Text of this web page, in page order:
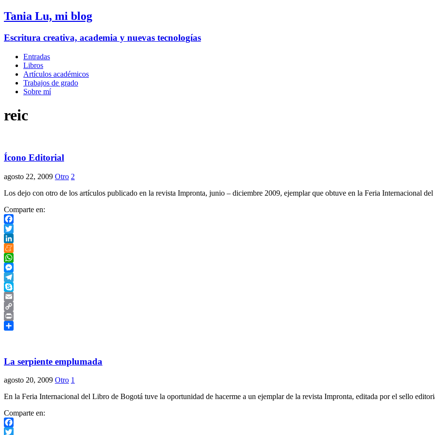
Tania Lu, mi blog
Escritura creativa, academia y nuevas tecnologías
Entradas
Libros
Artículos académicos
Trabajos de grado
Sobre mí
reic
Ícono Editorial
agosto 22, 2009 Otro 2
Los dejo con otro de los artículos publicado en la revista Impronta, junio – diciembre 2009, ejemplar que obtuve en la Feria Internacional
Comparte en:
Facebook
Twitter
LinkedIn
Meneame
WhatsApp
Messenger
Telegram
Skype
Email
Copy
Link
Print
La serpiente emplumada
agosto 20, 2009 Otro 1
En la Feria Internacional del Libro de Bogotá tuve la oportunidad de hacerme a un ejemplar de la revista Impronta, editada por el sello
Comparte en:
Facebook